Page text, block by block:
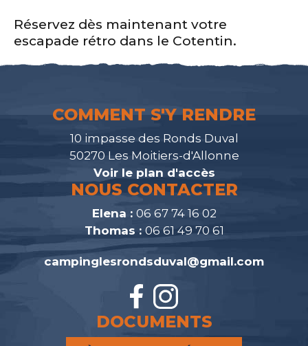
Réservez dès maintenant votre
escapade rétro dans le Cotentin.
COMMENT S'Y RENDRE
10 impasse des Ronds Duval
50270 Les Moitiers-d'Allonne
Voir le plan d'accès
NOUS CONTACTER
Elena : 06 67 74 16 02
Thomas : 06 61 49 70 61
campinglesrondsduval@gmail.com
DOCUMENTS